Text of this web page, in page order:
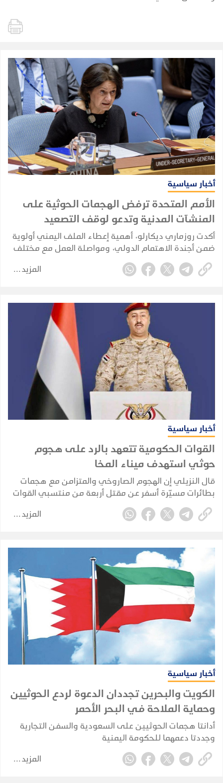
أخبار سياسية
الأمم المتحدة ترفض الهجمات الحوثية على
المنشآت المدنية وتدعو لوقف التصعيد
أكدت روزماري ديكارلو، أهمية إعطاء الملف اليمني أولوية
ضمن أجندة الاهتمام الدولي، ومواصلة العمل مع مختلف
الأطراف والشركاء وبما يسهم في تخفيف من المعاناة
الإنسانية في اليمن.
المزيد
أخبار سياسية
القوات الحكومية تتعهد بالرد على هجوم
حوثي استهدف ميناء المخا
قال النزيلي إن الهجوم الصاروخي والمتزامن مع هجمات
بطائرات مسيّرة أسفر عن مقتل أربعة من منتسبي القوات
معظمهم من المدنيين خرج أغلبيتهم بعد تلقي العلاج.
المزيد
أخبار سياسية
الكويت والبحرين تجددان الدعوة لردع الحوثيين
وحماية الملاحة في البحر الأحمر
أدانتا هجمات الحوثيين على السعودية والسفن التجارية
وجددتا دعمهما للحكومة اليمنية
المزيد